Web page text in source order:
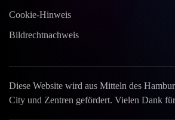
Cookie-Hinweis
Bildrechtnachweis
Diese Website wird aus Mitteln des
City und Zentren gefördert. Vielen Dank